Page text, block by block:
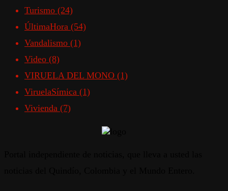
Turismo (24)
ÚltimaHora (54)
Vandalismo (1)
Video (8)
VIRUELA DEL MONO (1)
ViruelaSímica (1)
Vivienda (7)